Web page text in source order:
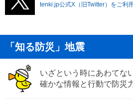
tenki.jp公式X（旧Twitter）をご利
「知る防災」地震
いざという時にあわてな
確かな情報と行動で防災